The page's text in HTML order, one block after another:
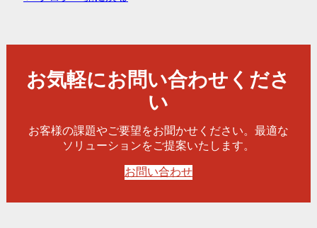
お気軽にお問い合わせくださ
い
お客様の課題やご要望をお聞かせください。最適な
ソリューションをご提案いたします。
お問い合わせ